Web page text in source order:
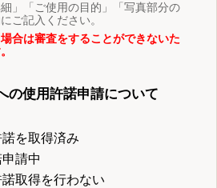
」「ご使用の目的」「写真部分の
ご記入ください。
合は審査をすることができないた
の使用許諾申請について
を取得済み
請中
取得を行わない